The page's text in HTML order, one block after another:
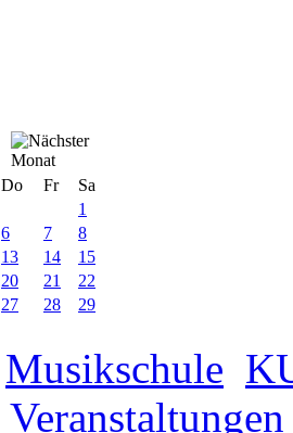
Do Fr
Sa
1
6 7
8
13 14
15
20 21
22
27 28
29
Musikschule
Veranstaltungen